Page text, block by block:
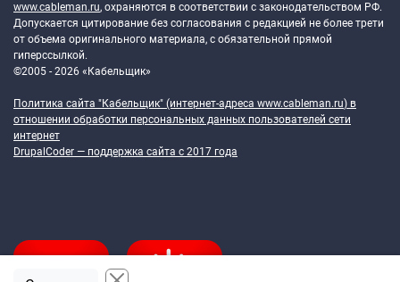
www.cableman.ru, охраняются в соответствии с законодательством РФ.
Допускается цитирование без согласования с редакцией не более трети
от объема оригинального материала, с обязательной прямой
гиперссылкой.
©2005 - 2026 «Кабельщик»
Политика сайта "Кабельщик" (интернет-адреса www.cableman.ru) в
отношении обработки персональных данных пользователей сети
интернет
DrupalCoder — поддержка сайта c 2017 года